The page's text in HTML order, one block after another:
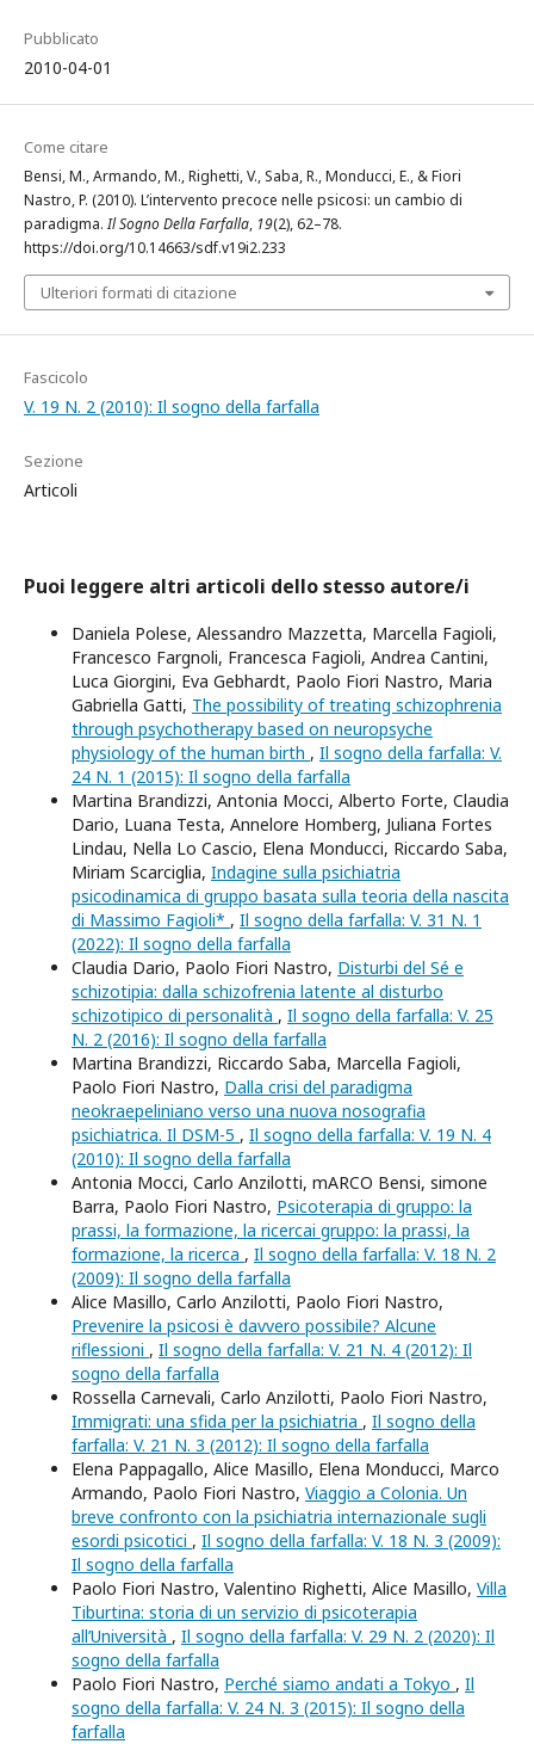
Pubblicato
2010-04-01
Come citare
Bensi, M., Armando, M., Righetti, V., Saba, R., Monducci, E., & Fiori
Nastro, P. (2010). L’intervento precoce nelle psicosi: un cambio di
paradigma.Il Sogno Della Farfalla, 19(2), 62–78.
https://doi.org/10.14663/sdf.v19i2.233
Ulteriori formati di citazione
Fascicolo
V. 19 N. 2 (2010): Il sogno della farfalla
Sezione
Articoli
Puoi leggere altri articoli dello stesso autore/i
Daniela Polese, Alessandro Mazzetta, Marcella Fagioli,
Francesco Fargnoli, Francesca Fagioli, Andrea Cantini,
Luca Giorgini, Eva Gebhardt, Paolo Fiori Nastro, Maria
Gabriella Gatti, The possibility of treating schizophrenia
through psychotherapy based on neuropsyche
physiology of the human birth , Il sogno della farfalla: V.
24 N. 1 (2015): Il sogno della farfalla
Martina Brandizzi, Antonia Mocci, Alberto Forte, Claudia
Dario, Luana Testa, Annelore Homberg, Juliana Fortes
Lindau, Nella Lo Cascio, Elena Monducci, Riccardo Saba,
Miriam Scarciglia, Indagine sulla psichiatria
psicodinamica di gruppo basata sulla teoria della nascita
di Massimo Fagioli* , Il sogno della farfalla: V. 31 N. 1
(2022): Il sogno della farfalla
Claudia Dario, Paolo Fiori Nastro, Disturbi del Sé e
schizotipia: dalla schizofrenia latente al disturbo
schizotipico di personalità , Il sogno della farfalla: V. 25
N. 2 (2016): Il sogno della farfalla
Martina Brandizzi, Riccardo Saba, Marcella Fagioli,
Paolo Fiori Nastro, Dalla crisi del paradigma
neokraepeliniano verso una nuova nosografia
psichiatrica. Il DSM-5 , Il sogno della farfalla: V. 19 N. 4
(2010): Il sogno della farfalla
Antonia Mocci, Carlo Anzilotti, mARCO Bensi, simone
Barra, Paolo Fiori Nastro, Psicoterapia di gruppo: la
prassi, la formazione, la ricercai gruppo: la prassi, la
formazione, la ricerca , Il sogno della farfalla: V. 18 N. 2
(2009): Il sogno della farfalla
Alice Masillo, Carlo Anzilotti, Paolo Fiori Nastro,
Prevenire la psicosi è davvero possibile? Alcune
riflessioni , Il sogno della farfalla: V. 21 N. 4 (2012): Il
sogno della farfalla
Rossella Carnevali, Carlo Anzilotti, Paolo Fiori Nastro,
Immigrati: una sfida per la psichiatria , Il sogno della
farfalla: V. 21 N. 3 (2012): Il sogno della farfalla
Elena Pappagallo, Alice Masillo, Elena Monducci, Marco
Armando, Paolo Fiori Nastro, Viaggio a Colonia. Un
breve confronto con la psichiatria internazionale sugli
esordi psicotici , Il sogno della farfalla: V. 18 N. 3 (2009):
Il sogno della farfalla
Paolo Fiori Nastro, Valentino Righetti, Alice Masillo, Villa
Tiburtina: storia di un servizio di psicoterapia
all’Università , Il sogno della farfalla: V. 29 N. 2 (2020): Il
sogno della farfalla
Paolo Fiori Nastro, Perché siamo andati a Tokyo , Il
sogno della farfalla: V. 24 N. 3 (2015): Il sogno della
farfalla